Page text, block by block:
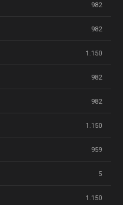
982
982
1.150
982
982
1.150
959
5
1.150